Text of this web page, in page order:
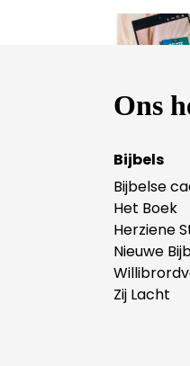
Ons
Bijbels
Bijbelse
Het Boek
Herziene
Nieuwe
Zij Lacht